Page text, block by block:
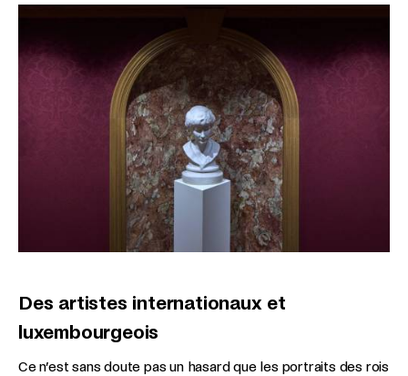
Des artistes internationaux et
luxembourgeois
Ce n’est sans doute pas un hasard que les portraits des rois